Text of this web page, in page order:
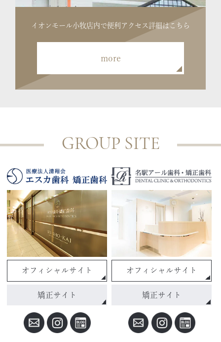
イオンモール小牧店内で便利 アクセス詳細はこちら
more
GROUP SITE
オフィシャルサイト
矯正サイト
オフィシャルサイト
矯正サイト